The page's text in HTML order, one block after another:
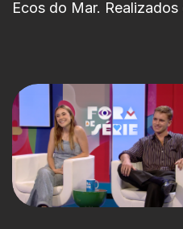
Ecos do Mar.